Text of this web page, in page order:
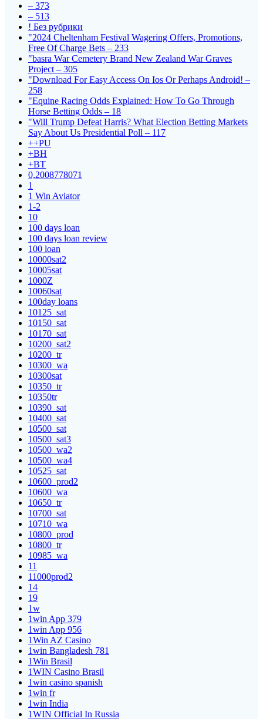
– 373
– 513
! Без рубрики
"2024 Cheltenham Festival Wagering Offers, Promotions,
Free Of Charge Bets – 233
"basra War Cemetery Brand New Zealand War Graves
Project – 305
"Download For Easy Access On Ios Or Perhaps Android! –
258
"Equine Racing Odds Explained: How To Go Through
Horse Betting Odds – 18
"Will Trump Defeat Harris? What Election Betting Markets
Say About Us Presidential Poll – 117
++PU
+BH
+BT
0,2008778071
1
1 Win Aviator
1-2
10
100 days loan
100 days loan review
100 loan
10000sat2
10005sat
1000Z
10060sat
100day loans
10125_sat
10150_sat
10170_sat
10200_sat2
10200_tr
10300_wa
10300sat
10350_tr
10350tr
10390_sat
10400_sat
10500_sat
10500_sat3
10500_wa2
10500_wa4
10525_sat
10600_prod2
10600_wa
10650_tr
10700_sat
10710_wa
10800_prod
10800_tr
10985_wa
11
11000prod2
14
19
1w
1win App 379
1win App 956
1Win AZ Casino
1win Bangladesh 781
1Win Brasil
1WIN Casino Brasil
1win casino spanish
1win fr
1win India
1WIN Official In Russia